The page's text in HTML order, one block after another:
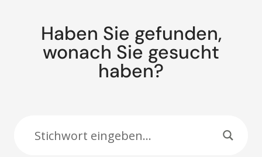
Haben Sie gefunden,
wonach Sie gesucht
haben?